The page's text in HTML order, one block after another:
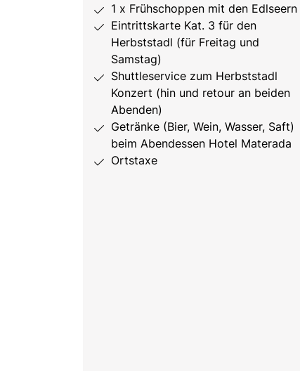
1 x Frühschoppen mit den Edlseern
Eintrittskarte Kat. 3 für den
Herbststadl (für Freitag und
Samstag)
Shuttleservice zum Herbststadl
Konzert (hin und retour an beiden
Abenden)
Getränke (Bier, Wein, Wasser, Saft)
beim Abendessen Hotel Materada
Ortstaxe